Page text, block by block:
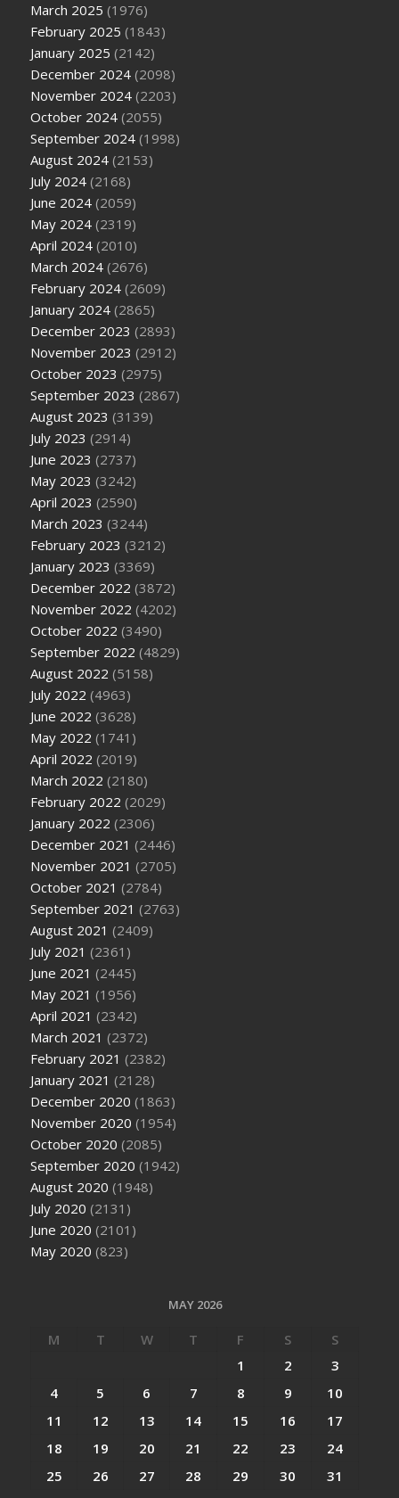
March 2025 (1976)
February 2025 (1843)
January 2025 (2142)
December 2024 (2098)
November 2024 (2203)
October 2024 (2055)
September 2024 (1998)
August 2024 (2153)
July 2024 (2168)
June 2024 (2059)
May 2024 (2319)
April 2024 (2010)
March 2024 (2676)
February 2024 (2609)
January 2024 (2865)
December 2023 (2893)
November 2023 (2912)
October 2023 (2975)
September 2023 (2867)
August 2023 (3139)
July 2023 (2914)
June 2023 (2737)
May 2023 (3242)
April 2023 (2590)
March 2023 (3244)
February 2023 (3212)
January 2023 (3369)
December 2022 (3872)
November 2022 (4202)
October 2022 (3490)
September 2022 (4829)
August 2022 (5158)
July 2022 (4963)
June 2022 (3628)
May 2022 (1741)
April 2022 (2019)
March 2022 (2180)
February 2022 (2029)
January 2022 (2306)
December 2021 (2446)
November 2021 (2705)
October 2021 (2784)
September 2021 (2763)
August 2021 (2409)
July 2021 (2361)
June 2021 (2445)
May 2021 (1956)
April 2021 (2342)
March 2021 (2372)
February 2021 (2382)
January 2021 (2128)
December 2020 (1863)
November 2020 (1954)
October 2020 (2085)
September 2020 (1942)
August 2020 (1948)
July 2020 (2131)
June 2020 (2101)
May 2020 (823)
MAY 2026
M T W T F S
S
1
2
3
4
5 6 7 8 9
10
11
12 13 14 15 16
17
18
19 20 21 22 23
24
25
26 27 28 29 30 31